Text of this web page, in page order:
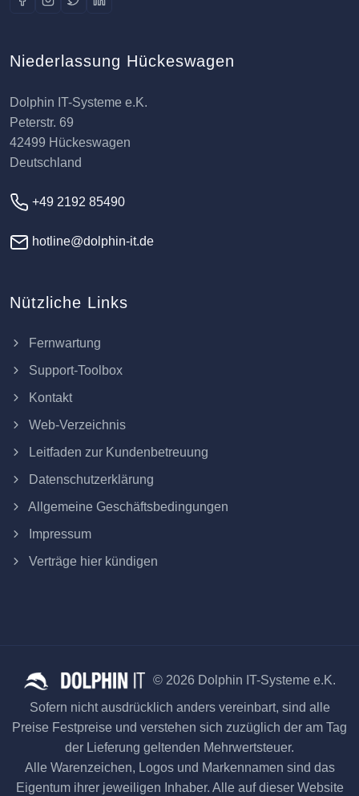
Niederlassung Hückeswagen
Dolphin IT-Systeme e.K.
Peterstr. 69
42499 Hückeswagen
Deutschland
+49 2192 85490
hotline@dolphin-it.de
Nützliche Links
Fernwartung
Support-Toolbox
Kontakt
Web-Verzeichnis
Leitfaden zur Kundenbetreuung
Datenschutzerklärung
Allgemeine Geschäftsbedingungen
Impressum
Verträge hier kündigen
© 2026 Dolphin IT-Systeme e.K.
Sofern nicht ausdrücklich anders vereinbart, sind alle
Preise Festpreise und verstehen sich zuzüglich der am Tag
der Lieferung geltenden Mehrwertsteuer.
Alle Warenzeichen, Logos und Markennamen sind das
Eigentum ihrer jeweiligen Inhaber. Alle auf dieser Website